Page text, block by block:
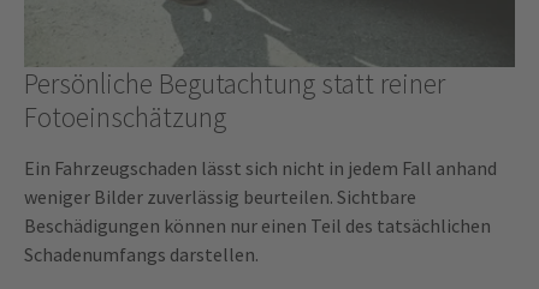
Persönliche Begutachtung statt reiner
Fotoeinschätzung
Ein Fahrzeugschaden lässt sich nicht in jedem Fall anhand
weniger Bilder zuverlässig beurteilen. Sichtbare
Beschädigungen können nur einen Teil des tatsächlichen
Schadenumfangs darstellen.